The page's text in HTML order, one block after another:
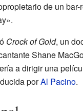
de un
Crock of Gold, un
Shane
a dirigir una
porAl Pacino.